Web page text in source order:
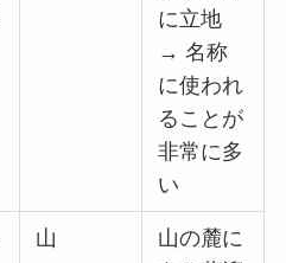
に立地
→ 名称
に使われ
ることが
非常に多
い
山
山の麓に